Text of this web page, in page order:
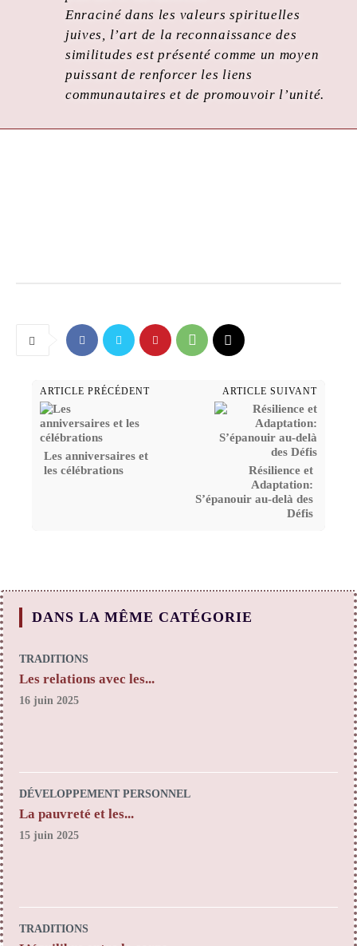
Enraciné dans les valeurs spirituelles
juives, l’art de la reconnaissance des
similitudes est présenté comme un moyen
puissant de renforcer les liens
communautaires et de promouvoir l’unité.
ARTICLE PRÉCÉDENT
Les anniversaires et
les célébrations
ARTICLE SUIVANT
Résilience et
Adaptation:
S’épanouir au-delà des
Défis
DANS LA MÊME CATÉGORIE
TRADITIONS
Les relations avec les...
16 juin 2025
DÉVELOPPEMENT PERSONNEL
La pauvreté et les...
15 juin 2025
TRADITIONS